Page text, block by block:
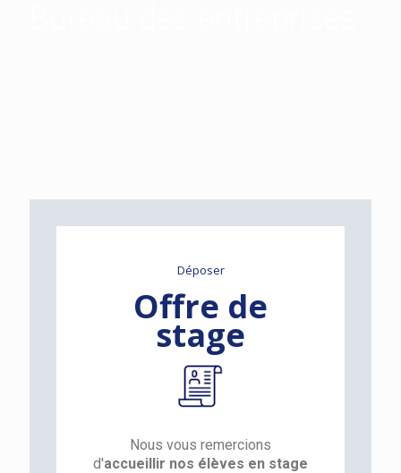
Déposer
Offre de
stage
Nous vous remercions
d'accueillir nos élèves en stage